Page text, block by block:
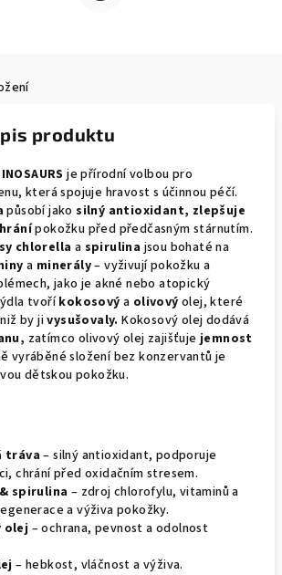
produktu
je přírodní volbou pro
která spojuje hravost s účinnou péčí.
působí jakosilný antioxidant, zlepšuje
pokožku před předčasným stárnutím.
chlorella a spirulina jsou bohaté na
a minerály– vyživují pokožku a
jako je akné nebo atopický
tvoříkokosový a olivový olej, které
by jivysušovaly. Kokosový olej dodává
zatímco olivový olej zajišťujejemnost
vyráběné složení bez konzervantů je
dětskou pokožku.
tráva – silný antioxidant, podporuje
chrání před oxidačním stresem.
spirulina – zdroj chlorofylu, vitaminů a
a výživa pokožky.
olej – ochrana, pevnost a odolnost
– hebkost, vláčnost a výživa.